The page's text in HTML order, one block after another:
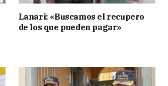
Lanari: «Buscamos el recupero
de los que pueden pagar»